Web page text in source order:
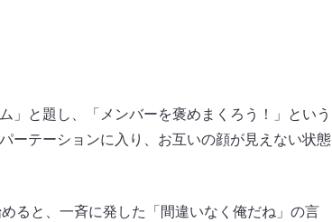
」と題し、「メンバーを褒めまくろう！」という
ーテーションに入り、お互いの顔が見えない状態
ると、一斉に発した「間違いなく俺だね」の言